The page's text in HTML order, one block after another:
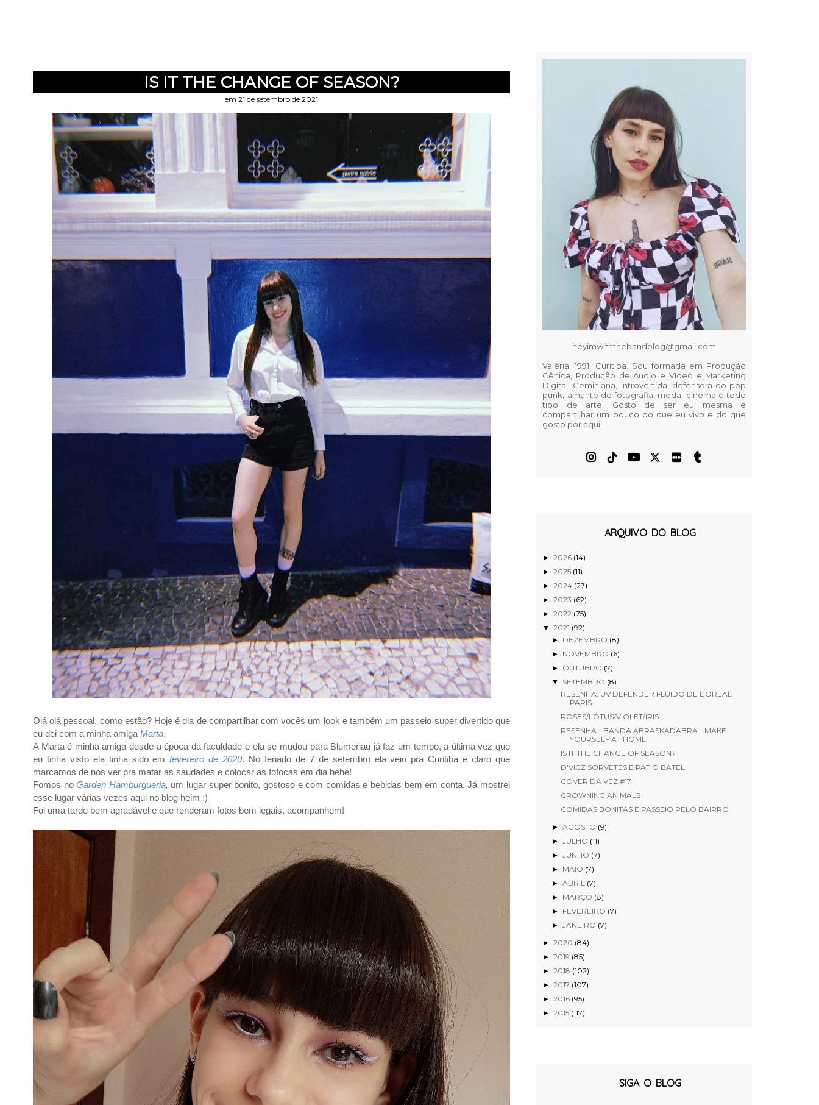
IS IT THE CHANGE OF SEASON?
em 21 de setembro de 2021
Olá olá pessoal, como estão? Hoje é dia de compartilhar com vocês um look e também um passeio super divertido que
eu dei com a minha amiga Marta.
A Marta é minha amiga desde a época da faculdade e ela se mudou para Blumenau já faz um tempo, a última vez que
eu tinha visto ela tinha sido emfevereiro de 2020. No feriado de 7 de setembro ela veio pra Curitiba e claro que
marcamos de nos ver pra matar as saudades e colocar as fofocas em dia hehe!
Fomos noGarden Hamburgueria, um lugar super bonito, gostoso e com comidas e bebidas bem em conta. Já mostrei
esse lugar várias vezes aqui no blog heim ;)
Foi uma tarde bem agradável e que renderam fotos bem legais, acompanhem!
heyimwiththebandblog@gmail.com
Valéria. 1991. Curitiba. Sou formada em Produção
Cênica, Produção de Áudio e Vídeo e Marketing
Digital. Geminiana, introvertida, defensora do pop
punk, amante de fotografia, moda, cinema e todo
tipo de arte. Gosto de ser eu mesma e
compartilhar um pouco do que eu vivo e do que
gosto por aqui.
ARQUIVO DO BLOG
►2026 (14)
►2025 (11)
►2024 (27)
►2023 (62)
►2022 (75)
▼2021 (92)
► DEZEMBRO (8)
► NOVEMBRO (6)
► OUTUBRO (7)
▼ SETEMBRO (8)
RESENHA: UV DEFENDER FLUIDO DE L’ORÉAL
PARIS
ROSES/LOTUS/VIOLET/IRIS
RESENHA - BANDA ABRASKADABRA - MAKE
YOURSELF AT HOME
IS IT THE CHANGE OF SEASON?
D'VICZ SORVETES E PÁTIO BATEL
COVER DA VEZ #17
CROWNING ANIMALS
COMIDAS BONITAS E PASSEIO PELO BAIRRO
► AGOSTO (9)
► JULHO (11)
► JUNHO (7)
► MAIO (7)
► ABRIL (7)
► MARÇO (8)
► FEVEREIRO (7)
► JANEIRO (7)
►2020 (84)
►2019 (85)
►2018 (102)
►2017 (107)
►2016 (95)
►2015 (117)
SIGA O BLOG